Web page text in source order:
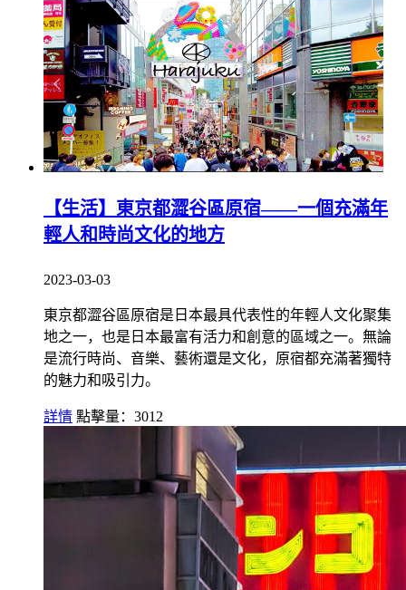
【生活】東京都澀谷區原宿——一個充滿年
輕人和時尚文化的地方
2023-03-03
東京都澀谷區原宿是日本最具代表性的年輕人文化聚集
地之一，也是日本最富有活力和創意的區域之一。無論
是流行時尚、音樂、藝術還是文化，原宿都充滿著獨特
的魅力和吸引力。
詳情 點擊量：3012